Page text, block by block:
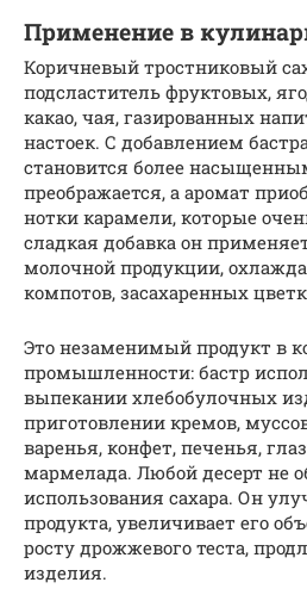
Применение в
Коричневый тростниковый
подсластитель фруктовых,
какао, чая, газированных
настоек. С добавлением
становится более
преображается, а аромат
нотки карамели, которые
сладкая добавка он
молочной продукции,
компотов, засахаренных
Это незаменимый продукт в
промышленности: бастр
выпекании хлебобулочных
приготовлении кремов,
варенья, конфет, печенья,
мармелада. Любой десерт не
использования сахара. Он
продукта, увеличивает его
росту дрожжевого теста,
изделия.